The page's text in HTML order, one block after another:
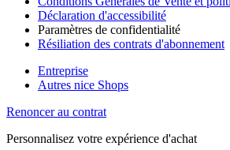
Déclaration d'accessibilité
Paramètres de confidentialité
Résiliation des contrats d'abonnement
Entreprise
Autres nice Shops
Renoncer au contrat
Personnalisez votre expérience d'achat